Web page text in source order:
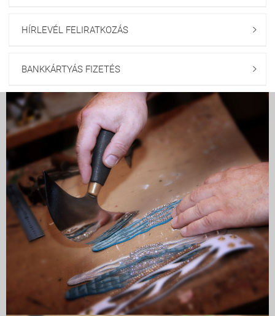
HÍRLEVÉL FELIRATKOZÁS 
BANKKÁRTYÁS FIZETÉS 